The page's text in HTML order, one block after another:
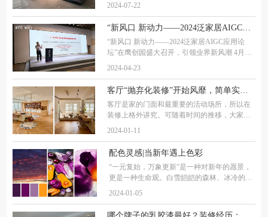
是大白墙，别人家就看着比较高级。其实出现
2024-07-22
“新风口 新动力——2024泛家居AIGC应用论
坛”在鹰创园盛大召开，引领业界新风潮 4月20
由佛山市健康家居材料协会主办，鹰创园和私
伙局
2024-04-23
客厅是家的门面和最重要的活动场所，所以在
装修上格外讲究。可随着时间的推移，大家的
用功能……但你知道吗？装修中不加节制的堆
2024-01-11
配色灵感|当新年遇上色彩
“一元复始，万象更新”是一种对新年的愿景，
更是一种生命观。白雪皑皑的森林、冰冷的海
色彩不仅是季节中的独特风景，也象征着新
2024-01-05